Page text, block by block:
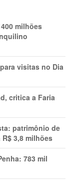
milhões
visitas no Dia
critica a Faria
patrimônio de
3,8 milhões
783 mil